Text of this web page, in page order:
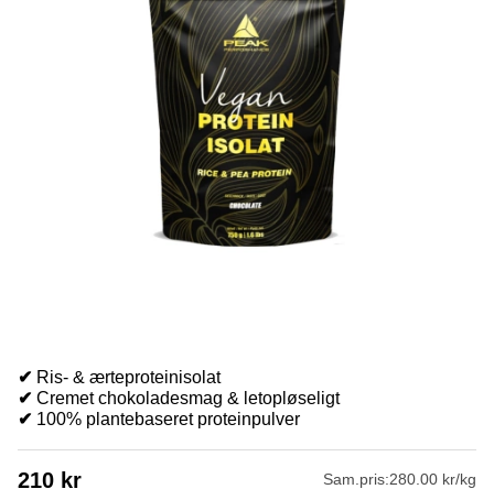
✔ Ris- & ærteproteinisolat
✔ Cremet chokoladesmag & letopløseligt
✔ 100% plantebaseret proteinpulver
210 kr Sam.pris:280.00 kr/kg